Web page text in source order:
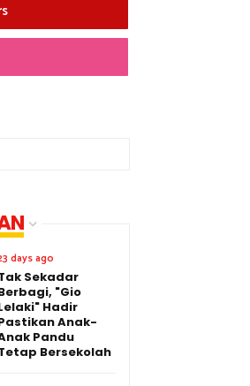
days ago
Sekadar
"Gio
Hadir
Anak-
Pandu
Bersekolah